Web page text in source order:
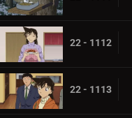
22 - 1112
22 - 1113